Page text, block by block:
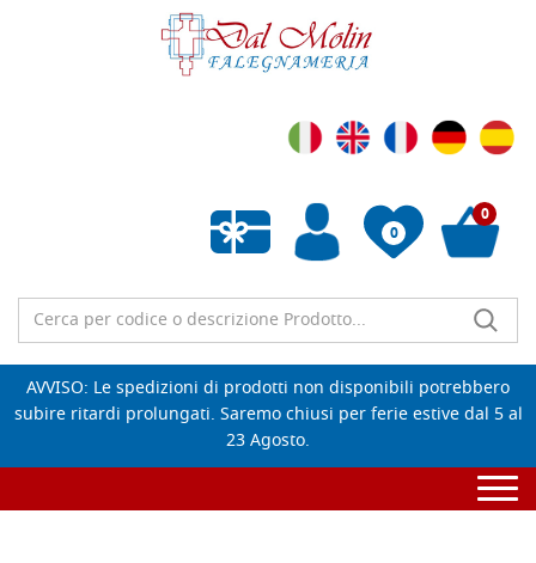
0
Wishlist vuota
0
AVVISO: Le spedizioni di prodotti non disponibili potrebbero
subire ritardi prolungati. Saremo chiusi per ferie estive dal 5 al
23 Agosto.